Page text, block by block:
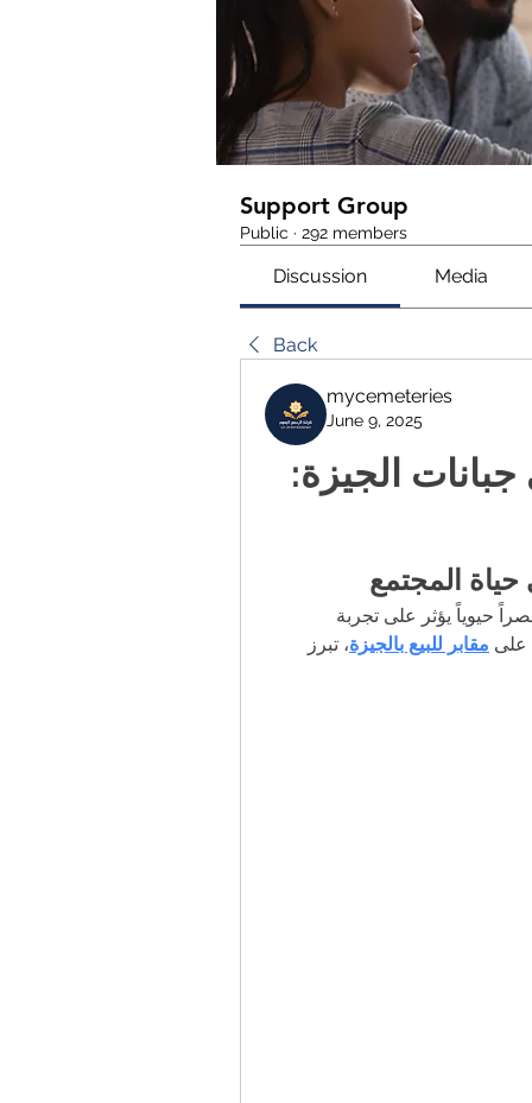
Support Group
Public · 292 members
Discussion Media
Back
mycemeteries
June 9, 2025
المجتمع
على مقابر للبيع بالجيزة